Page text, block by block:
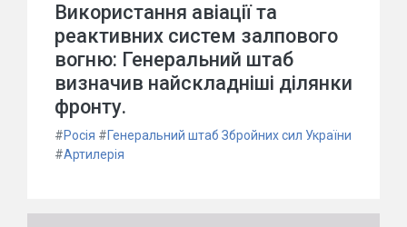
Використання авіації та
реактивних систем залпового
вогню: Генеральний штаб
визначив найскладніші ділянки
фронту.
#Росія #Генеральний штаб Збройних сил України
#Артилерія